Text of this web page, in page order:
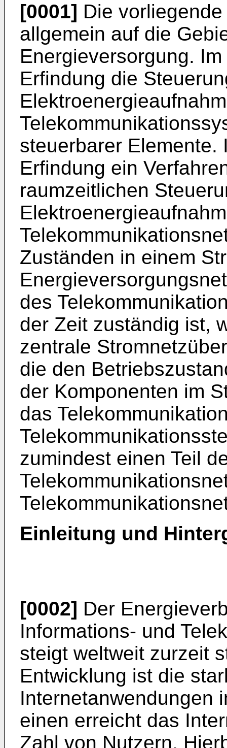
[0001] Die
allgemein auf die
Energieversorgung.
Erfindung die
steuerbarer Elemente.
Erfindung ein
raumzeitlichen
Zuständen in einem
des
der Zeit zuständig ist,
zentrale
die den
der Komponenten im
das
zumindest einen Teil
Einleitung und
[0002] Der
Informations- und
steigt weltweit zurzeit
Entwicklung ist die
Internetanwendungen
einen erreicht das
Zahl von Nutzern.